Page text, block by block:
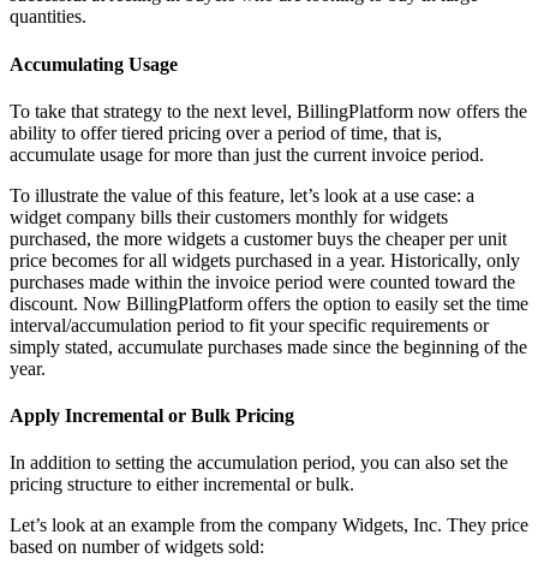
quantities.
Accumulating Usage
To take that strategy to the next level, BillingPlatform now offers the
ability to offer tiered pricing over a period of time, that is,
accumulate usage for more than just the current invoice period.
To illustrate the value of this feature, let’s look at a use case: a
widget company bills their customers monthly for widgets
purchased, the more widgets a customer buys the cheaper per unit
price becomes for all widgets purchased in a year. Historically, only
purchases made within the invoice period were counted toward the
discount. Now BillingPlatform offers the option to easily set the time
interval/accumulation period to fit your specific requirements or
simply stated, accumulate purchases made since the beginning of the
year.
Apply Incremental or Bulk Pricing
In addition to setting the accumulation period, you can also set the
pricing structure to either incremental or bulk.
Let’s look at an example from the company Widgets, Inc. They price
based on number of widgets sold: